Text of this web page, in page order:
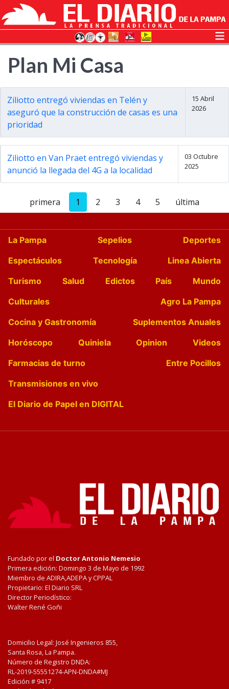
Plan Mi Casa
Ziliotto entregó viviendas en Telén y
aseguró que la construcción de casas es una
prioridad
15 Abril
2026
Ziliotto en Van Praet entregó viviendas y
anunció la llegada del 4G a la localidad
03 Octubre
2025
primera 1 2 3 4 5 última
La Pampa Sepelios
Deportes
Espectáculos
Tecnología
Linea Abierta
Turismo
Salud Edictos País
Mundo
Culturales
Agro La Pampa
Cocina y Gastronomía
Suplementos Anuales
Horóscopo
Quiniela Opinion
Videos
Farmacias de turno
Entre Pocillos
Transmisiones en vivo
El Diario de Papel en DIGITAL
Fundado por el Doctor Antonio Nemesio
Primera edición: Domingo 3 de Mayo de 1992
Miembro de ADIRA,ADEPA y CPPAL
Propietario: El Diario SRL
Director Periodístico:
Walter René Goñi
Domicilio Legal: José Ingenieros 855,
Santa Rosa, La Pampa.
Número de Registro DNDA:
RL-2019-55551274-APN-DNDA#MJ
Edición # 9417